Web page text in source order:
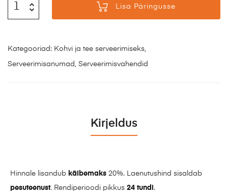
Lisa Päringusse
Kategooriad: Kohvi ja tee serveerimiseks,
Serveerimisanumad , Serveerimisvahendid
Kirjeldus
Hinnale lisandub käibemaks 20%. Laenutushind sisaldab
pesuteenust. Rendiperioodi pikkus 24 tundi .